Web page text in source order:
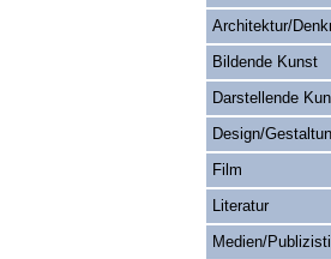
Architektur/
Bildende Kunst
Darstellende
Design/
Film
Literatur
Medien/